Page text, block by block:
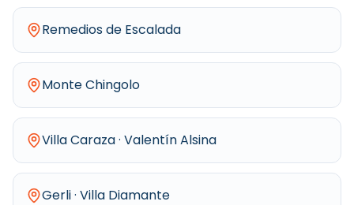
Remedios de Escalada
Monte Chingolo
Villa Caraza · Valentín Alsina
Gerli · Villa Diamante